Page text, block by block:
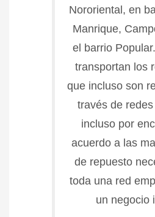
Nororiental, en
Manrique,
el barrio
transportan los
que incluso son
través de
incluso por
acuerdo a las
de repuesto
toda una red
un negocio